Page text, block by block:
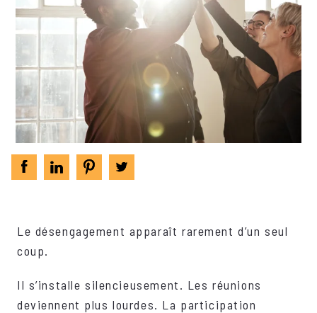
Le désengagement apparaît rarement d’un seul
coup.
Il s’installe silencieusement. Les réunions
deviennent plus lourdes. La participation